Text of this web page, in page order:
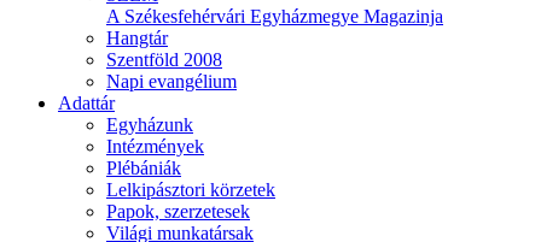
A Székesfehérvári Egyházmegye Magazinja
Hangtár
Szentföld 2008
Napi evangélium
Adattár
Egyházunk
Intézmények
Plébániák
Lelkipásztori körzetek
Papok, szerzetesek
Világi munkatársak